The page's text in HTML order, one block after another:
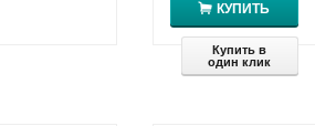
КУПИТЬ
Купить в
один клик